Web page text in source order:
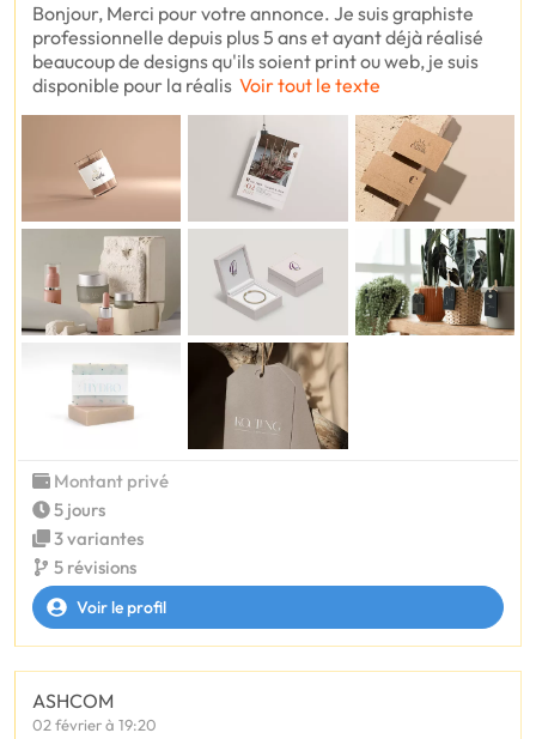
Bonjour, Merci pour votre annonce. Je suis graphiste
professionnelle depuis plus 5 ans et ayant déjà réalisé
beaucoup de designs qu'ils soient print ou web, je suis
disponible pour la réalis Voir tout le texte
Montant privé
5 jours
3 variantes
5 révisions
Voir le profil
ASHCOM
02 février à 19:20